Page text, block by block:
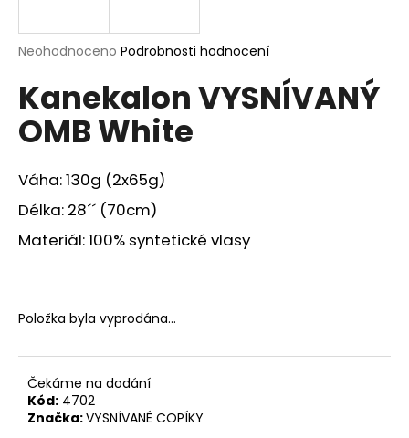
Průměrné
produktu
je
0,0
z
hvězdiček.
Neohodnoceno Podrobnosti hodnocení
Kanekalon VYSNÍVANÝ
OMB White
Váha: 130g (2x65g)
Délka: 28´´ (70cm)
Materiál: 100% syntetické vlasy
Položka byla vyprodána…
Čekáme na dodání
Kód: 4702
Značka:VYSNÍVANÉ COPÍKY
j
t
?
o
p
o
u
č